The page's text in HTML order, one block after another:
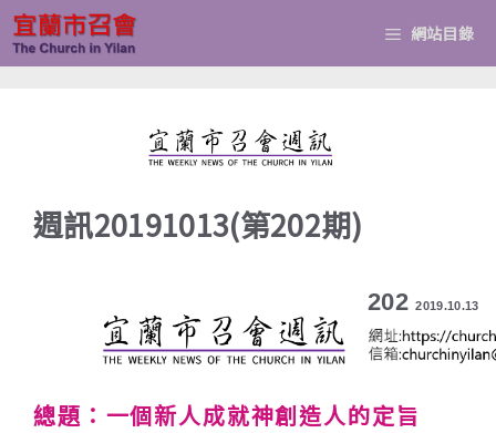
跳
至
網站目錄
週訊20191013(第202期)
2022019.10.13
總題：一個新人成就神創造人的定旨